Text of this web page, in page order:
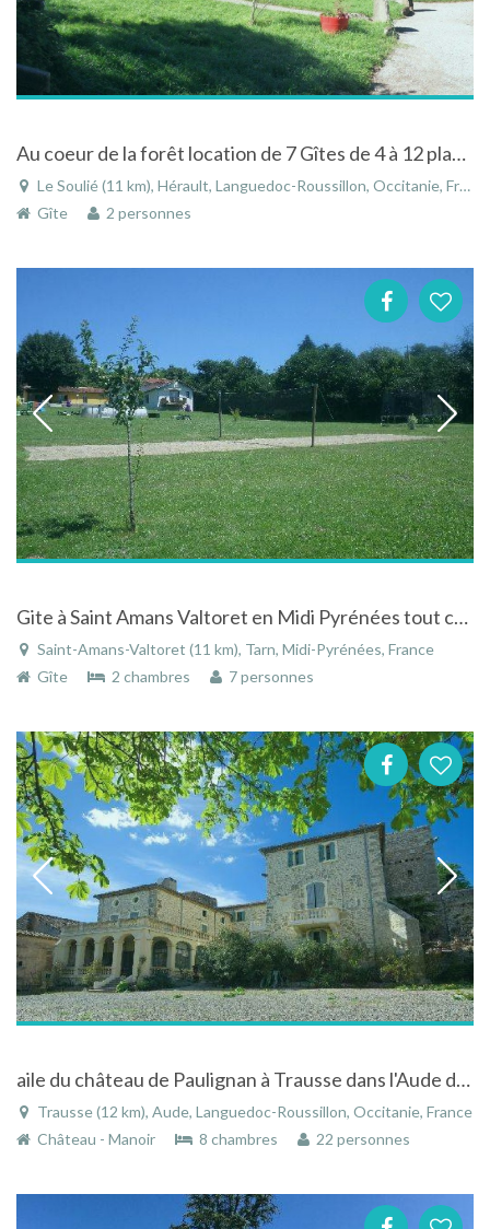
Au coeur de la forêt location de 7 Gîtes de 4 à 12 places
Le Soulié (11 km), Hérault, Languedoc-Roussillon, Occitanie, France
Gîte
2 personnes
Gite à Saint Amans Valtoret en Midi Pyrénées tout confort au calme et parfait pour les familles
Saint-Amans-Valtoret (11 km), Tarn, Midi-Pyrénées, France
Gîte
2 chambres 7 personnes
aile du château de Paulignan à Trausse dans l'Aude dans le Languedoc-Roussillon
Trausse (12 km), Aude, Languedoc-Roussillon, Occitanie, France
Château - Manoir
8 chambres 22 personnes